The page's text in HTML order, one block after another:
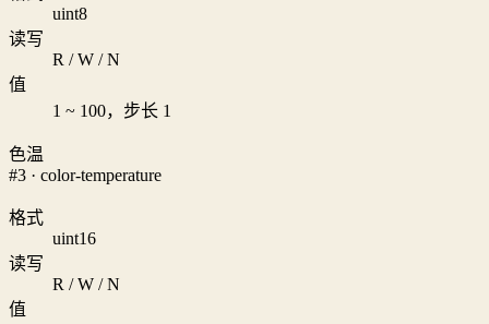
uint8
读写
R / W / N
值
1 ~ 100，步长 1
色温
#3 · color-temperature
格式
uint16
读写
R / W / N
值